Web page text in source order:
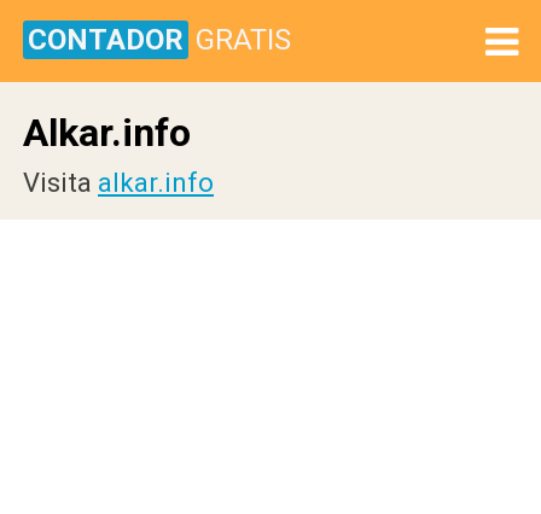
CONTADOR GRATIS
Alkar.info
Visita alkar.info